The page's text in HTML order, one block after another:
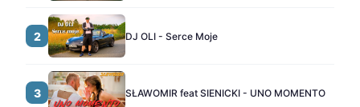
2 DJ OLI - Serce Moje
3 SŁAWOMIR feat SIENICKI - UNO MOMENTO